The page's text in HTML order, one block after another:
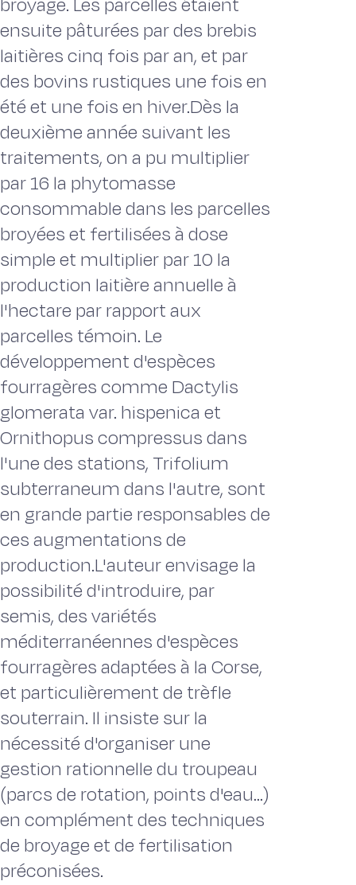
ensuite pâturées par des brebis
laitières cinq fois par an, et par
des bovins rustiques une fois en
été et une fois en hiver.Dès la
deuxième année suivant les
traitements, on a pu multiplier
par 16 la phytomasse
consommable dans les parcelles
broyées et fertilisées à dose
simple et multiplier par 10 la
production laitière annuelle à
l'hectare par rapport aux
parcelles témoin. Le
développement d'espèces
fourragères comme Dactylis
glomerata var. hispenica et
Ornithopus compressus dans
l'une des stations, Trifolium
subterraneum dans l'autre, sont
en grande partie responsables de
ces augmentations de
production.L'auteur envisage la
possibilité d'introduire, par
semis, des variétés
méditerranéennes d'espèces
fourragères adaptées à la Corse,
et particulièrement de trèfle
souterrain. Il insiste sur la
nécessité d'organiser une
gestion rationnelle du troupeau
(parcs de rotation, points d'eau...)
en complément des techniques
de broyage et de fertilisation
préconisées.